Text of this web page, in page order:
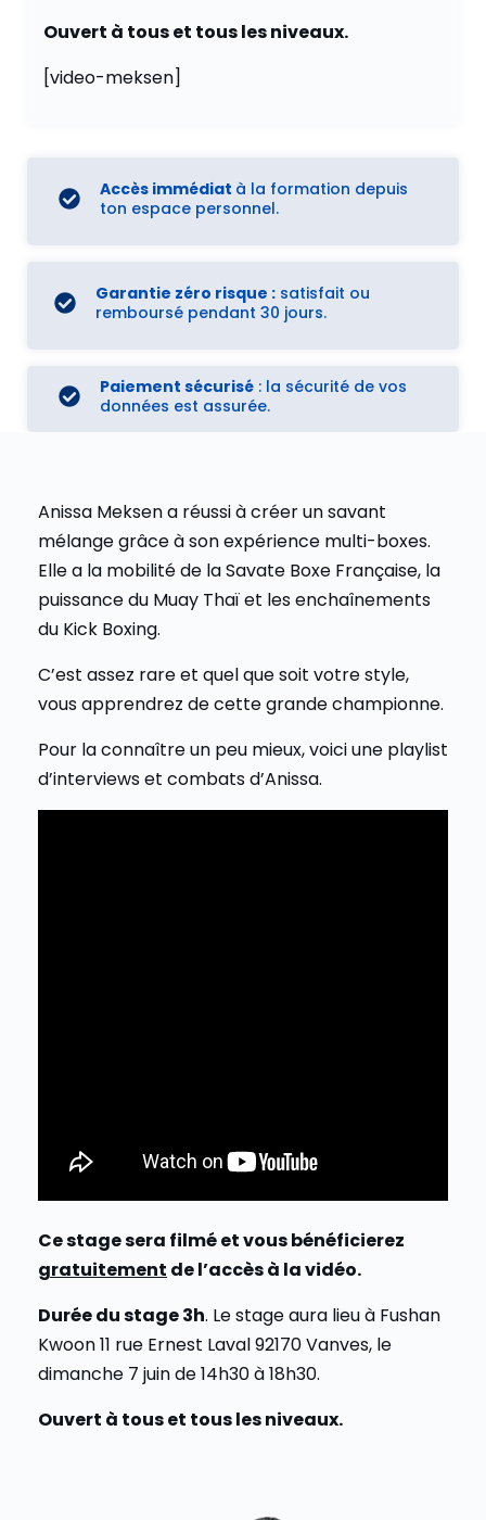
Ouvert à tous et tous les niveaux.
[video-meksen]
Accès immédiat à la formation depuis
ton espace personnel.
Garantie zéro risque : satisfait ou
remboursé pendant 30 jours.
Paiement sécurisé: la sécurité de vos
données est assurée.
Anissa Meksen a réussi à créer un savant
mélange grâce à son expérience multi-boxes.
Elle a la mobilité de la Savate Boxe Française, la
puissance du Muay Thaï et les enchaînements
du Kick Boxing.
C’est assez rare et quel que soit votre style,
vous apprendrez de cette grande championne.
Pour la connaître un peu mieux, voici une playlist
d’interviews et combats d’Anissa.
Ce stage sera filmé et vous bénéficierez
gratuitement de l’accès à la vidéo.
Durée du stage 3h. Le stage aura lieu à Fushan
Kwoon 11 rue Ernest Laval 92170 Vanves, le
dimanche 7 juin de 14h30 à 18h30.
Ouvert à tous et tous les niveaux.